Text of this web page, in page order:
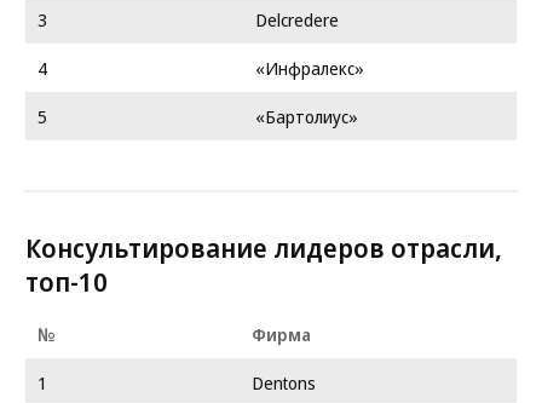
3
Delcredere
4
«Инфралекс»
5
«Бартолиус»
Консультирование лидеров отрасли,
топ-10
№
Фирма
1
Dentons